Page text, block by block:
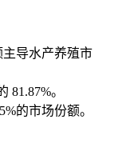
主导水产养殖市
81.87%。
的市场份额。